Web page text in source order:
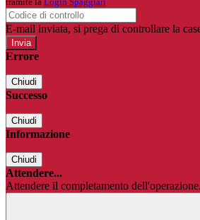
E-mail inviata, si prega di controllare la
Errore
Chiudi
Successo
Chiudi
Informazione
Chiudi
Attendere...
Attendere il completamento